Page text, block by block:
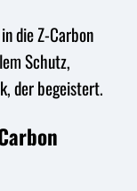
die Z-Carbon
Schutz,
der begeistert.